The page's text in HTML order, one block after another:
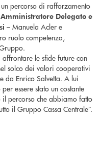
percorso di rafforzamento
Amministratore Delegato e
– Manuela Acler e
ruolo competenza,
le sfide future con
solco dei valori cooperativi
da Enrico Salvetta. A lui
essere stato un costante
percorso che abbiamo fatto
il Gruppo Cassa Centrale”.